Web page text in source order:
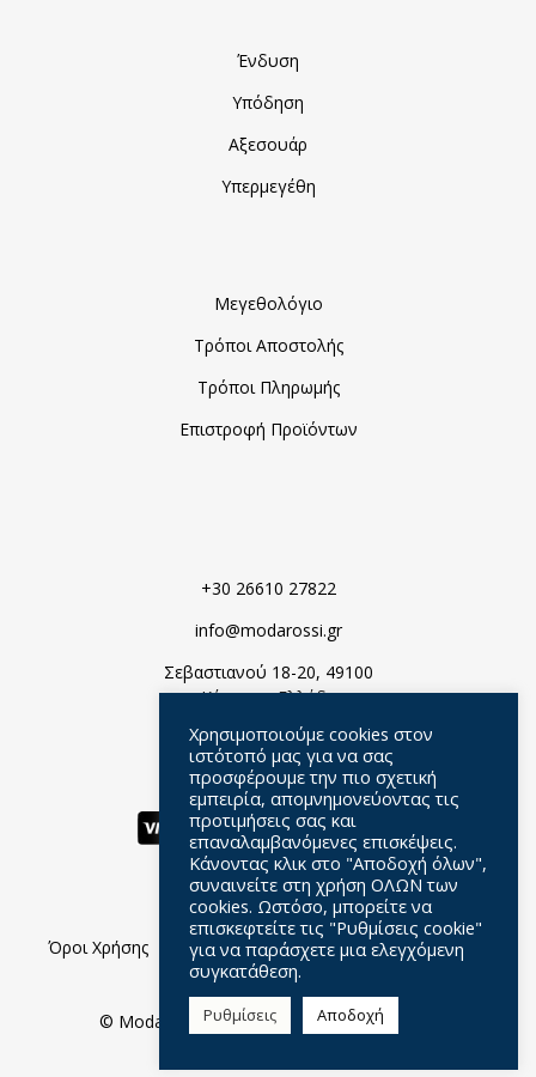
Ένδυση
Υπόδηση
Αξεσουάρ
Υπερμεγέθη
Μεγεθολόγιο
Τρόποι Αποστολής
Τρόποι Πληρωμής
Επιστροφή Προϊόντων
+30 26610 27822
info@modarossi.gr
Σεβαστιανού 18-20, 49100
Κέρκυρα, Ελλάδα
© Moda Rossi //Web Designby Wdesign.gr
Όροι Χρήσης Πολιτική Απορρήτου
Ερωτήσεις
Σχετικά Με Μας
Χρησιμοποιούμε cookies στον
ιστότοπό μας για να σας
προσφέρουμε την πιο σχετική
εμπειρία, απομνημονεύοντας τις
προτιμήσεις σας και
επαναλαμβανόμενες επισκέψεις.
Κάνοντας κλικ στο "Αποδοχή όλων",
συναινείτε στη χρήση ΟΛΩΝ των
cookies. Ωστόσο, μπορείτε να
επισκεφτείτε τις "Ρυθμίσεις cookie"
για να παράσχετε μια ελεγχόμενη
συγκατάθεση.
Ρυθμίσεις Αποδοχή